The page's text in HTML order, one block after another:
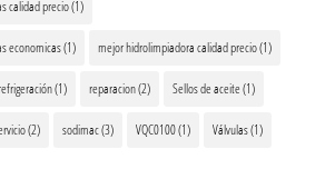
calidad precio(1)
economicas(1) mejor hidrolimpiadora calidad precio(1)
(1) reparacion(2) Sellos de aceite(1)
(2) sodimac(3) VQC0100(1) Válvulas(1)